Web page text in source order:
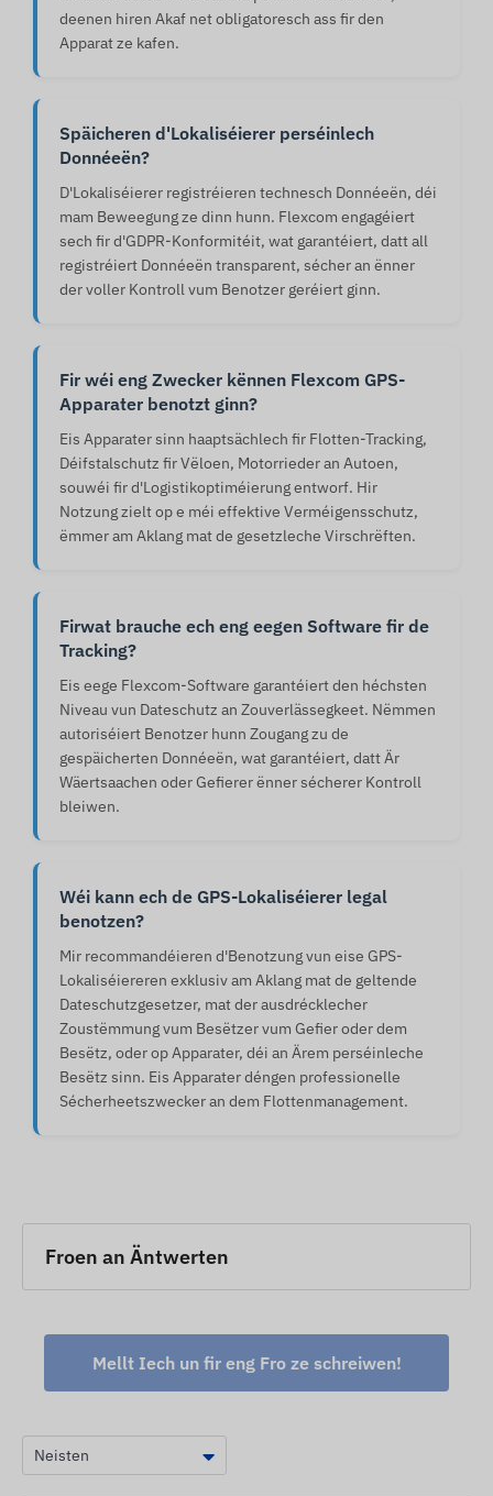
deenen hiren Akaf net obligatoresch ass fir den
Apparat ze kafen.
Späicheren d'Lokaliséierer perséinlech
Donnéeën?
D'Lokaliséierer registréieren technesch Donnéeën, déi
mam Beweegung ze dinn hunn. Flexcom engagéiert
sech fir d'GDPR-Konformitéit, wat garantéiert, datt all
registréiert Donnéeën transparent, sécher an ënner
der voller Kontroll vum Benotzer geréiert ginn.
Fir wéi eng Zwecker kënnen Flexcom GPS-
Apparater benotzt ginn?
Eis Apparater sinn haaptsächlech fir Flotten-Tracking,
Déifstalschutz fir Vëloen, Motorrieder an Autoen,
souwéi fir d'Logistikoptiméierung entworf. Hir
Notzung zielt op e méi effektive Verméigensschutz,
ëmmer am Aklang mat de gesetzleche Virschrëften.
Firwat brauche ech eng eegen Software fir de
Tracking?
Eis eege Flexcom-Software garantéiert den héchsten
Niveau vun Dateschutz an Zouverlässegkeet. Nëmmen
autoriséiert Benotzer hunn Zougang zu de
gespäicherten Donnéeën, wat garantéiert, datt Är
Wäertsaachen oder Gefierer ënner sécherer Kontroll
bleiwen.
Wéi kann ech de GPS-Lokaliséierer legal
benotzen?
Mir recommandéieren d'Benotzung vun eise GPS-
Lokaliséiereren exklusiv am Aklang mat de geltende
Dateschutzgesetzer, mat der ausdrécklecher
Zoustëmmung vum Besëtzer vum Gefier oder dem
Besëtz, oder op Apparater, déi an Ärem perséinleche
Besëtz sinn. Eis Apparater déngen professionelle
Sécherheetszwecker an dem Flottenmanagement.
Froen an Äntwerten
Mellt Iech un fir eng Fro ze schreiwen!